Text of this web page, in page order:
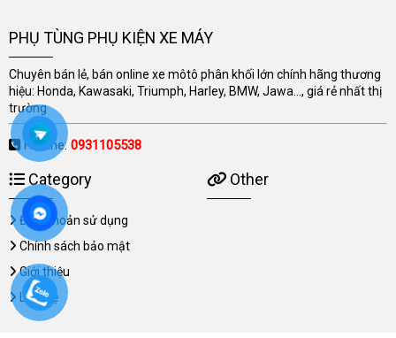
PHỤ TÙNG PHỤ KIỆN XE MÁY
Chuyên bán lẻ, bán online xe môtô phân khối lớn chính hãng thương
hiệu: Honda, Kawasaki, Triumph, Harley, BMW, Jawa..., giá rẻ nhất thị
trường
Hotline: 0931105538
Category
Điều khoản sử dụng
Chính sách bảo mật
Giới thiệu
Liên hệ
Other